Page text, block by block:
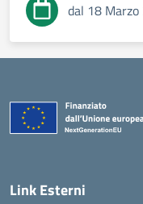
dal 18
Link Esterni